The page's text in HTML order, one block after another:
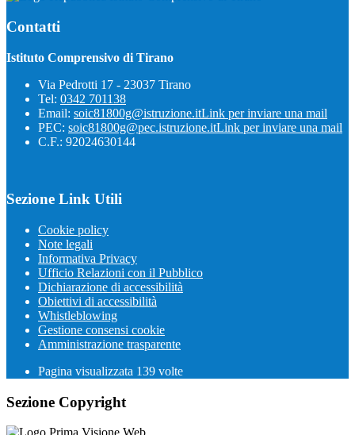
Contatti
Istituto Comprensivo di Tirano
Via Pedrotti 17 - 23037 Tirano
Tel: 0342 701138
Email: soic81800g@istruzione.itLink per inviare una mail
PEC: soic81800g@pec.istruzione.itLink per inviare una mail
C.F.: 92024630144
Sezione Link Utili
Cookie policy
Note legali
Informativa Privacy
Ufficio Relazioni con il Pubblico
Dichiarazione di accessibilità
Obiettivi di accessibilità
Whistleblowing
Gestione consensi cookie
Amministrazione trasparente
Pagina visualizzata 139 volte
Sezione Copyright